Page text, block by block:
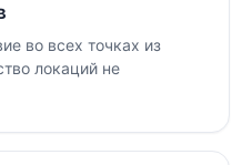
во всех точках из
локаций не